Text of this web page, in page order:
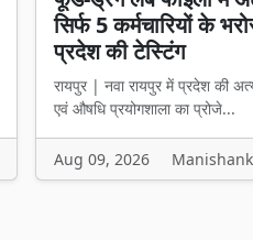
सिर्फ 5 कर्मचारियों के
प्रदेश की टेस्टिंग
रायपुर | नवा रायपुर में प्रदेश की
एवं औषधि प्रयोगशाला का प्रोजे...
Aug 09, 2026